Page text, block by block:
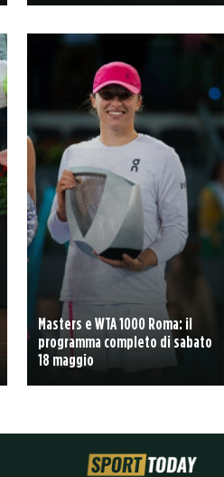
Masters e WTA 1000 Roma: il
programma completo di sabato
18 maggio